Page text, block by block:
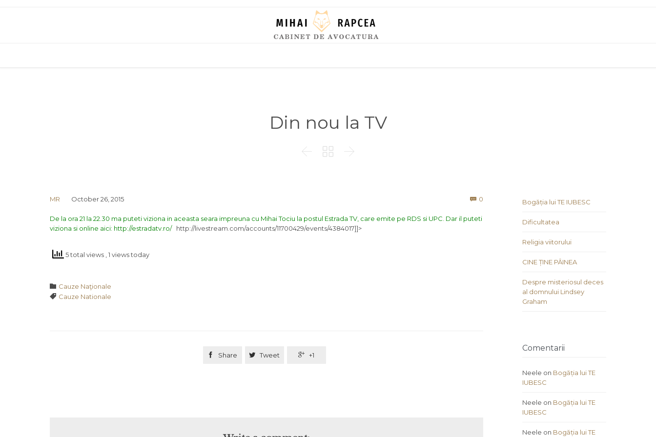
Din nou la TV
  
MR October 26, 2015  0
De la ora 21 la 22.30 ma puteti viziona in aceasta seara impreuna cu Mihai Tociu la postul Estrada TV, care emite pe RDS si UPC. Dar il puteti
viziona si online aici: http://estradatv.ro/http://livestream.com/accounts/11700429/events/4384017]]>
5 total views , 1 views today
 Category
Cauze Naţionale
 Tags
Cauze Nationale
 Share  Tweet  +1
Bogăția lui TE IUBESC
Dificultatea
Religia viitorului
CINE ȚINE PÂINEA
Despre misteriosul deces
al domnului Lindsey
Graham
Comentarii
Neele on Bogăția lui TE
IUBESC
Neele on Bogăția lui TE
IUBESC
Neele on Bogăția lui TE